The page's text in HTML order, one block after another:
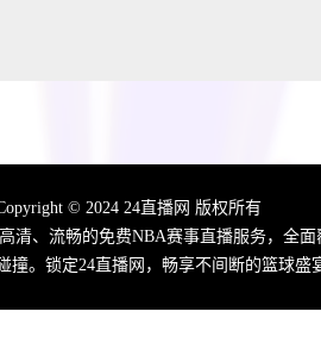
© 2024 24直播网 版权所有
清、流畅的免费NBA赛事直播服务，全
撞。锁定24直播网，畅享不间断的篮球盛